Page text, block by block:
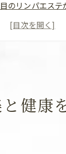
のリンパエステ
サージとエステの
イト対策にエ
エステで体質改
健康